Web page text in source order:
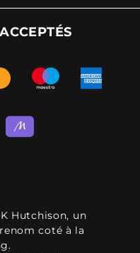
Hutchison, un
coté à la